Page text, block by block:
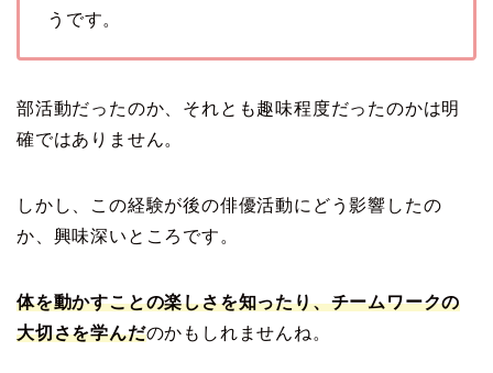
うです。
部活動だったのか、それとも趣味程度だったのかは明
確ではありません。
しかし、この経験が後の俳優活動にどう影響したの
か、興味深いところです。
体を動かすことの楽しさを知ったり、チームワークの
大切さを学んだのかもしれませんね。